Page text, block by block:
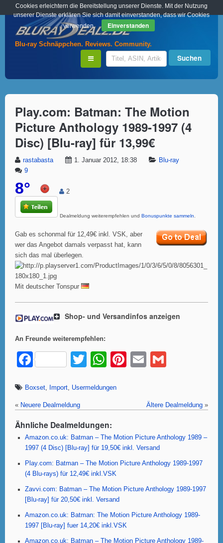
Blu-ray Schnäppchen. Reviews. Community.
Play.com: Batman: The Motion
Picture Anthology 1989-1997 (4
Disc) [Blu-ray] für 13,99€
rastabasta 1. Januar 2012, 18:38
Blu-ray
9
8° 2
Dealmeldung weiterempfehlen und Bonuspunkte sammeln
Gab es schonmal für 12,49€ inkl. VSK, aber
wer das Angebot damals verpasst hat, kann
sich das mal überlegen.
Mit deutscher Tonspur
Shop- und Versandinfos anzeigen
An Freunde weiterempfehlen:
F
c
e
b
o
o
k
T
tt
er
W
at
s
A
p
p
Pi
e
E
Boxset Import Usermeldungen
« Neuere Dealmeldung Ältere Dealmeldung »
Ähnliche Dealmeldungen:
Amazon.co.uk: Batman – The Motion Picture Anthology 1989 –
1997 (4 Disc) [Blu-ray] für 19,50€ inkl. Versand
Play.com: Batman – The Motion Picture Anthology 1989-1997
(4 Blu-rays) für 12,49€ inkl.VSK
Zavvi.com: Batman – The Motion Picture Anthology 1989-1997
[Blu-ray] für 20,50€ inkl. Versand
Amazon.co.uk: Batman: The Motion Picture Anthology 1989-
1997 [Blu-ray] fuer 14,20€ inkl.VSK
Amazon.co.uk: Batman – The Motion Picture Anthology 1989-
Cookies erleichtern die Bereitstellung unserer Dienste. Mit der Nutzung
unserer Dienste erklären Sie sich damit einverstanden, dass wir Cookies
verwenden.
Einverstanden